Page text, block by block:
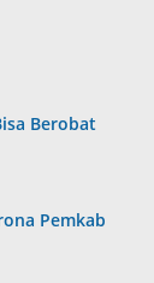
Berobat
Pemkab